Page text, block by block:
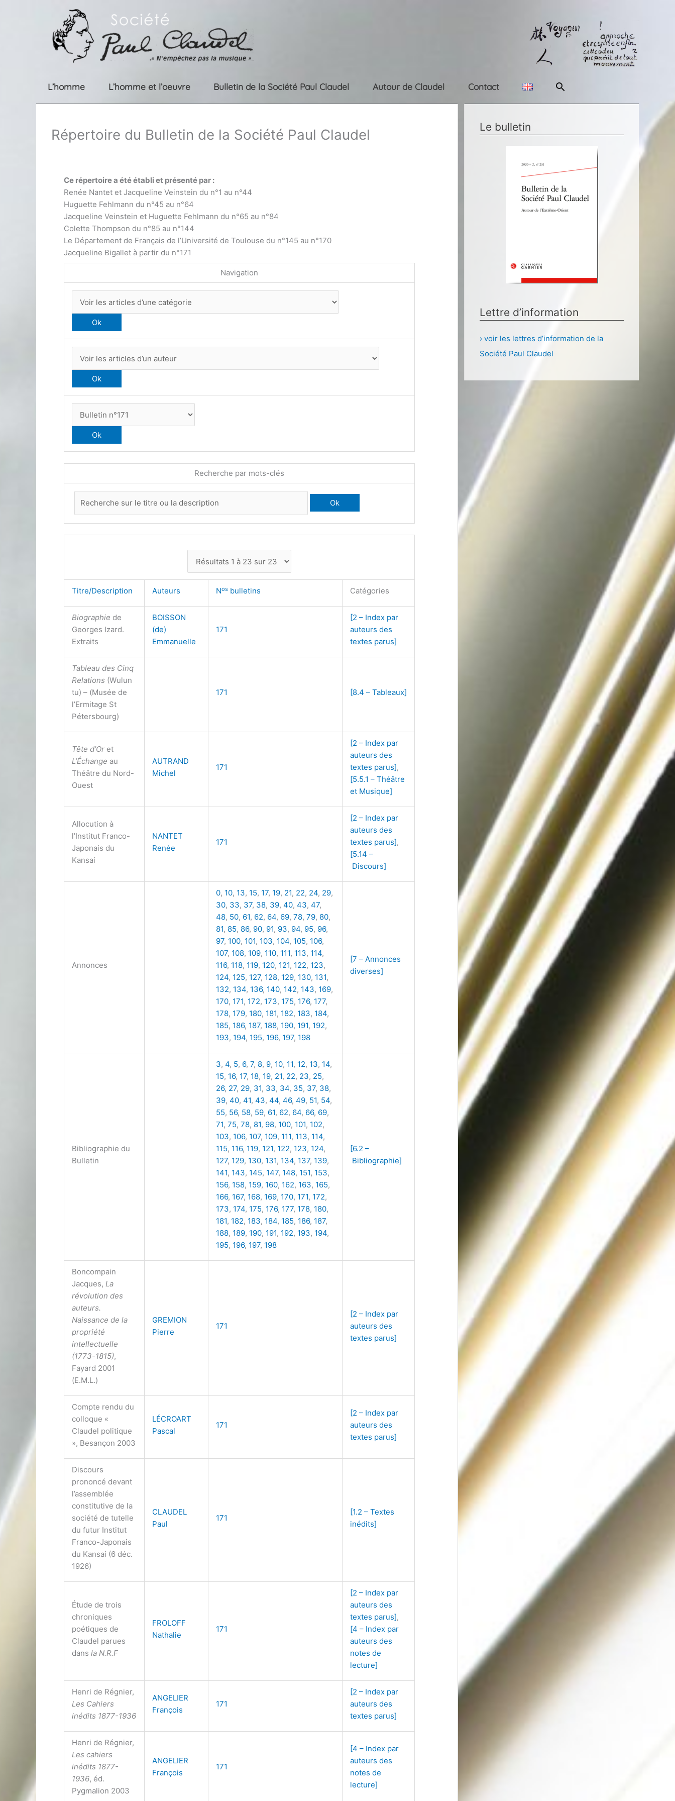
L’homme L’homme et l’oeuvre Bulletin de la Société Paul Claudel Autour de Claudel Contact Rechercher
Répertoire du Bulletin de la Société Paul Claudel
Ce répertoire a été établi et présenté par :
Renée Nantet et Jacqueline Veinstein du n°1 au n°44
Huguette Fehlmann du n°45 au n°64
Jacqueline Veinstein et Huguette Fehlmann du n°65 au n°84
Colette Thompson du n°85 au n°144
Le Département de Français de l’Université de Toulouse du n°145 au n°170
Jacqueline Bigallet à partir du n°171
Navigation
Recherche par mots-clés
Titre/Description Auteurs Nos bulletins Catégories
Biographie de
Georges Izard.
Extraits
BOISSON
(de)
Emmanuelle
171
[2 – Index par
auteurs des
textes parus]
Tableau des Cinq
Relations (Wulun
tu) – (Musée de
l’Ermitage St
Pétersbourg)
171 [8.4 – Tableaux]
Tête d’Or et
L’Échange au
Théâtre du Nord-
Ouest
AUTRAND
Michel
171
[2 – Index par
auteurs des
textes parus],
[5.5.1 – Théâtre
et Musique]
Allocution à
l’Institut Franco-
Japonais du
Kansai
NANTET
Renée
171
[2 – Index par
auteurs des
textes parus],
[5.14 –
Discours]
Annonces
0, 10, 13, 15, 17, 19, 21, 22, 24, 29,
30, 33, 37, 38, 39, 40, 43, 47,
48, 50, 61, 62, 64, 69, 78, 79, 80,
81, 85, 86, 90, 91, 93, 94, 95, 96,
97, 100, 101, 103, 104, 105, 106,
107, 108, 109, 110, 111, 113, 114,
116, 118, 119, 120, 121, 122, 123,
124, 125, 127, 128, 129, 130, 131,
132, 134, 136, 140, 142, 143, 169,
170, 171, 172, 173, 175, 176, 177,
178, 179, 180, 181, 182, 183, 184,
185, 186, 187, 188, 190, 191, 192,
193, 194, 195, 196, 197, 198
[7 – Annonces
diverses]
Bibliographie du
Bulletin
3, 4, 5, 6, 7, 8, 9, 10, 11, 12, 13, 14,
15, 16, 17, 18, 19, 21, 22, 23, 25,
26, 27, 29, 31, 33, 34, 35, 37, 38,
39, 40, 41, 43, 44, 46, 49, 51, 54,
55, 56, 58, 59, 61, 62, 64, 66, 69,
71, 75, 78, 81, 98, 100, 101, 102,
103, 106, 107, 109, 111, 113, 114,
115, 116, 119, 121, 122, 123, 124,
127, 129, 130, 131, 134, 137, 139,
141, 143, 145, 147, 148, 151, 153,
156, 158, 159, 160, 162, 163, 165,
166, 167, 168, 169, 170, 171, 172,
173, 174, 175, 176, 177, 178, 180,
181, 182, 183, 184, 185, 186, 187,
188, 189, 190, 191, 192, 193, 194,
195, 196, 197, 198
[6.2 –
Bibliographie]
Boncompain
Jacques, La
révolution des
auteurs.
Naissance de la
propriété
intellectuelle
(1773-1815),
Fayard 2001
(E.M.L.)
GREMION
Pierre
171
[2 – Index par
auteurs des
textes parus]
Compte rendu du
colloque «
Claudel politique
», Besançon 2003
LÉCROART
Pascal
171
[2 – Index par
auteurs des
textes parus]
Discours
prononcé devant
l’assemblée
constitutive de la
société de tutelle
du futur Institut
Franco-Japonais
du Kansai (6 déc.
1926)
CLAUDEL
Paul
171
[1.2 – Textes
inédits]
Étude de trois
chroniques
poétiques de
Claudel parues
dans la N.R.F
FROLOFF
Nathalie
171
[2 – Index par
auteurs des
textes parus],
[4 – Index par
auteurs des
notes de
lecture]
Henri de Régnier,
Les Cahiers
inédits 1877-1936
ANGELIER
François
171
[2 – Index par
auteurs des
textes parus]
Henri de Régnier,
Les cahiers
inédits 1877-
1936, éd.
Pygmalion 2003
ANGELIER
François
171
[4 – Index par
auteurs des
notes de
lecture]
Le bulletin
Lettre d’information
› voir les lettres d’information de la
Société Paul Claudel